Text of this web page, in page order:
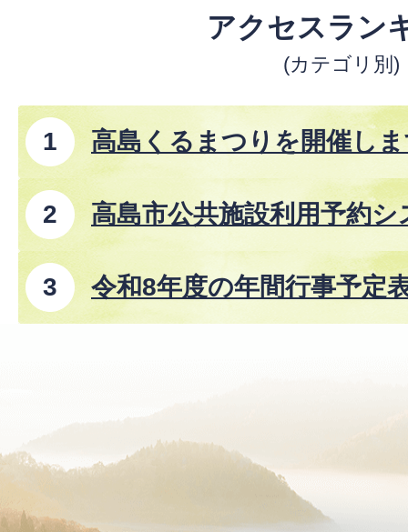
アクセスラン
(カテゴリ別)
高島くるまつりを開催し
高島市公共施設利用予約
令和8年度の年間行事予定